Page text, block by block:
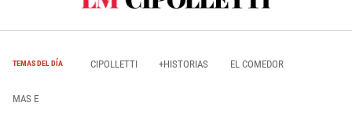
TEMAS DEL DÍA CIPOLLETTI +HISTORIAS EL COMEDOR
MAS E